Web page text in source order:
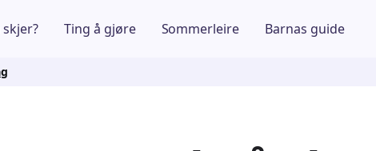
skjer? Ting å gjøre Sommerleire Barnas guide